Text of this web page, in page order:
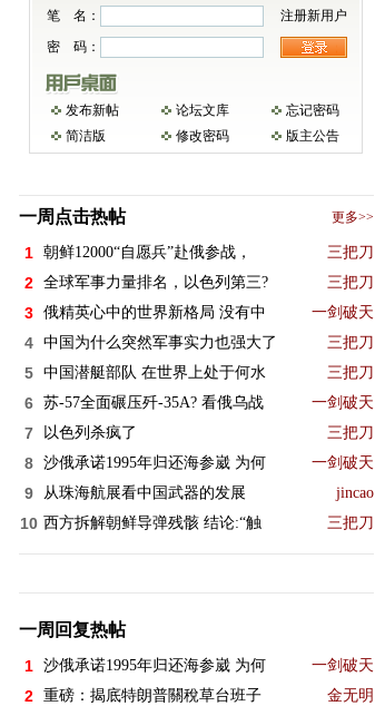
笔 名：
注册新用户
密 码：
发布新帖 论坛文库
忘记密码
简洁版
修改密码 版主公告
一周点击热帖 更多>>
1 朝鲜12000“自愿兵”赴俄参战， 三把刀
2 全球军事力量排名，以色列第三? 三把刀
3 俄精英心中的世界新格局 没有中 一剑破天
4 中国为什么突然军事实力也强大了 三把刀
5 中国潜艇部队 在世界上处于何水 三把刀
6 苏-57全面碾压歼-35A? 看俄乌战 一剑破天
7 以色列杀疯了 三把刀
8 沙俄承诺1995年归还海参崴 为何 一剑破天
9 从珠海航展看中国武器的发展 jincao
10 西方拆解朝鲜导弹残骸 结论:“触 三把刀
一周回复热帖
1 沙俄承诺1995年归还海参崴 为何 一剑破天
2 重磅：揭底特朗普關稅草台班子 金无明